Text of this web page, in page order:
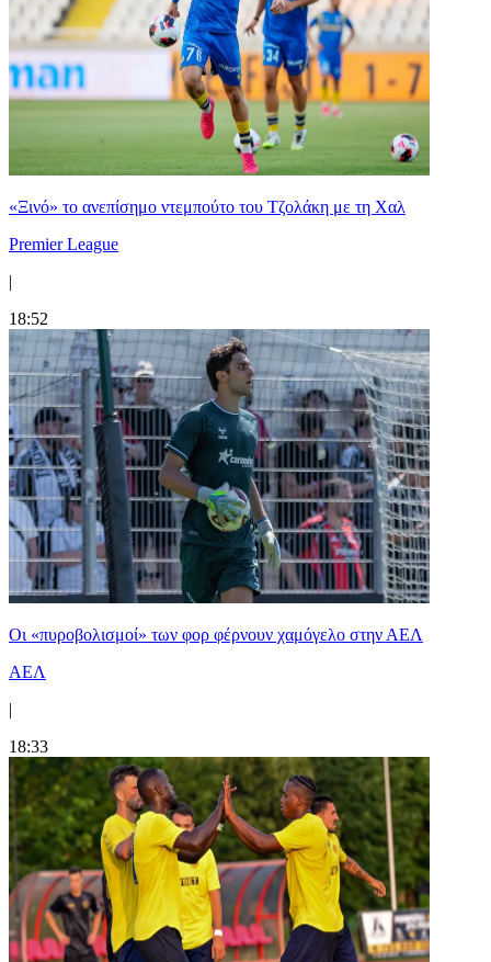
«Ξινό» το ανεπίσημο ντεμπούτο του Τζολάκη με τη Χαλ
Premier League
|
18:52
Οι «πυροβολισμοί» των φορ φέρνουν χαμόγελο στην ΑΕΛ
ΑΕΛ
|
18:33